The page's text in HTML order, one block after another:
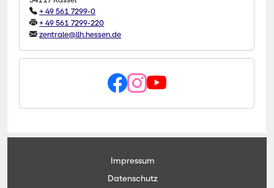
+ 49 561 7299-0
+ 49 561 7299-220
zentrale@llh.hessen.de
Impressum
Datenschutz